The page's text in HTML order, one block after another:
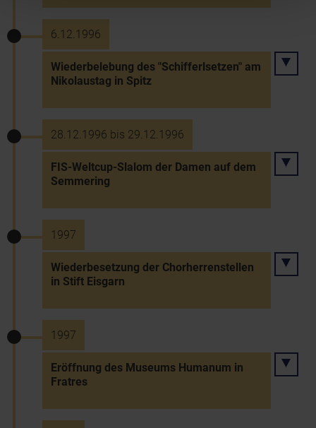
6.12.1996
Wiederbelebung des "Schifferlsetzen" am
Nikolaustag in Spitz
28.12.1996 bis 29.12.1996
FIS-Weltcup-Slalom der Damen auf dem
Semmering
1997
Wiederbesetzung der Chorherrenstellen
in Stift Eisgarn
1997
Eröffnung des Museums Humanum in
Fratres